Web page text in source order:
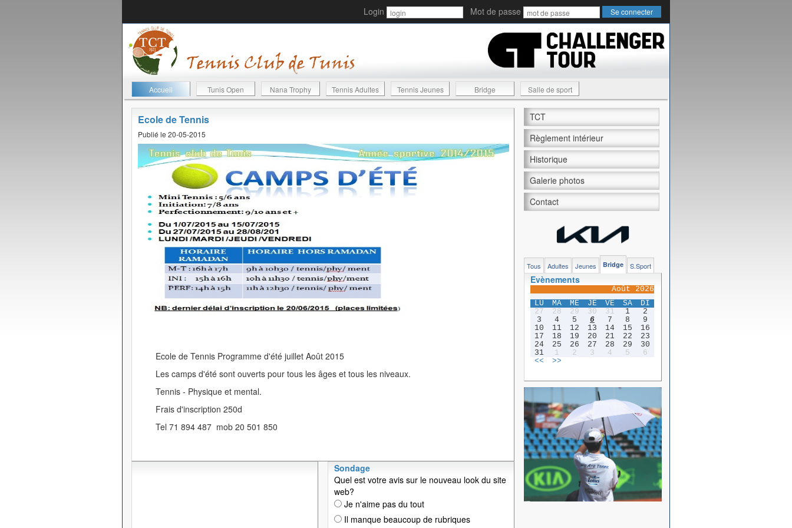
Login Mot de passe
Accueil Tunis Open Nana Trophy Tennis Adultes Tennis Jeunes Bridge Salle de sport
Ecole de Tennis
Publié le 20-05-2015
Ecole de Tennis Programme d'été juillet Août 2015
Les camps d'été sont ouverts pour tous les âges et tous les niveaux.
Tennis - Physique et mental.
Frais d'inscription 250d
Tel 71 894 487 mob 20 501 850
Sondage
Quel est votre avis sur le nouveau look du site
web?
Je n'aime pas du tout
Il manque beaucoup de rubriques
TCT
Règlement intérieur
Historique
Galerie photos
Contact
Tous Adultes Jeunes Bridge S.Sport
Evènements
Août 2026
LU
MA ME JE VE SA
DI
27
28 29 30 31 1
2
3
4 5 6 7 8
9
10
11 12 13 14 15
16
17
18 19 20 21 22
23
24
25 26 27 28 29
30
31
1 2 3 4 5
6
<<
>>